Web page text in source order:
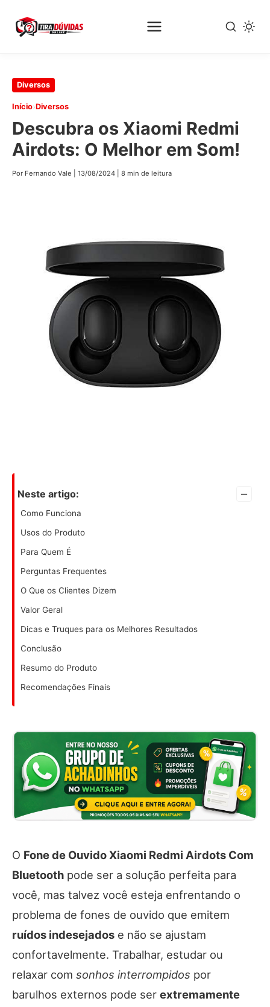
Pular
conteúdo
principal
Diversos
Início›Diversos
Descubra os Xiaomi Redmi
Airdots: O Melhor em Som!
Por Fernando Vale 13/08/2024 8 min de leitura
Neste artigo: –
Como Funciona
Usos do Produto
Para Quem É
Perguntas Frequentes
O Que os Clientes Dizem
Valor Geral
Dicas e Truques para os Melhores Resultados
Conclusão
Resumo do Produto
Recomendações Finais
O Fone de Ouvido Xiaomi Redmi Airdots Com
Bluetooth pode ser a solução perfeita para
você, mas talvez você esteja enfrentando o
problema de fones de ouvido que emitem
ruídos indesejados e não se ajustam
confortavelmente. Trabalhar, estudar ou
relaxar com sonhos interrompidos por
barulhos externos pode ser extremamente